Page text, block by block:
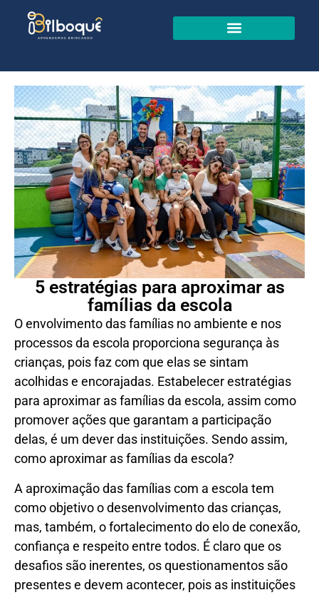
5 estratégias para aproximar as
famílias da escola
O envolvimento das famílias no ambiente e nos
processos da escola proporciona segurança às
crianças, pois faz com que elas se sintam
acolhidas e encorajadas. Estabelecer estratégias
para aproximar as famílias da escola, assim como
promover ações que garantam a participação
delas, é um dever das instituições. Sendo assim,
como aproximar as famílias da escola?
A aproximação das famílias com a escola tem
como objetivo o desenvolvimento das crianças,
mas, também, o fortalecimento do elo de conexão,
confiança e respeito entre todos. É claro que os
desafios são inerentes, os questionamentos são
presentes e devem acontecer, pois as instituições